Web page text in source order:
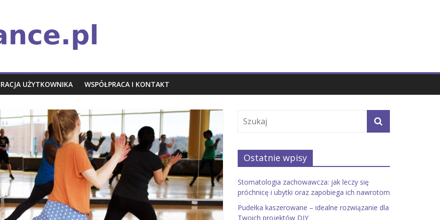
UŻYTKOWNIKA WSPÓŁPRACA I KONTAKT
Ostatnie wpisy
Stomatologia zachowawcza: jak leczy się
próchnicę i ubytki oraz zapobiega ich nawrotom
Pudełka kaszerowane – idealne rozwiązanie dla
Twoich projektów DIY